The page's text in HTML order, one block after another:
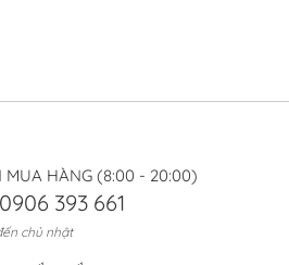
MUA HÀNG (8:00 - 20:00)
393 661
chủ nhật